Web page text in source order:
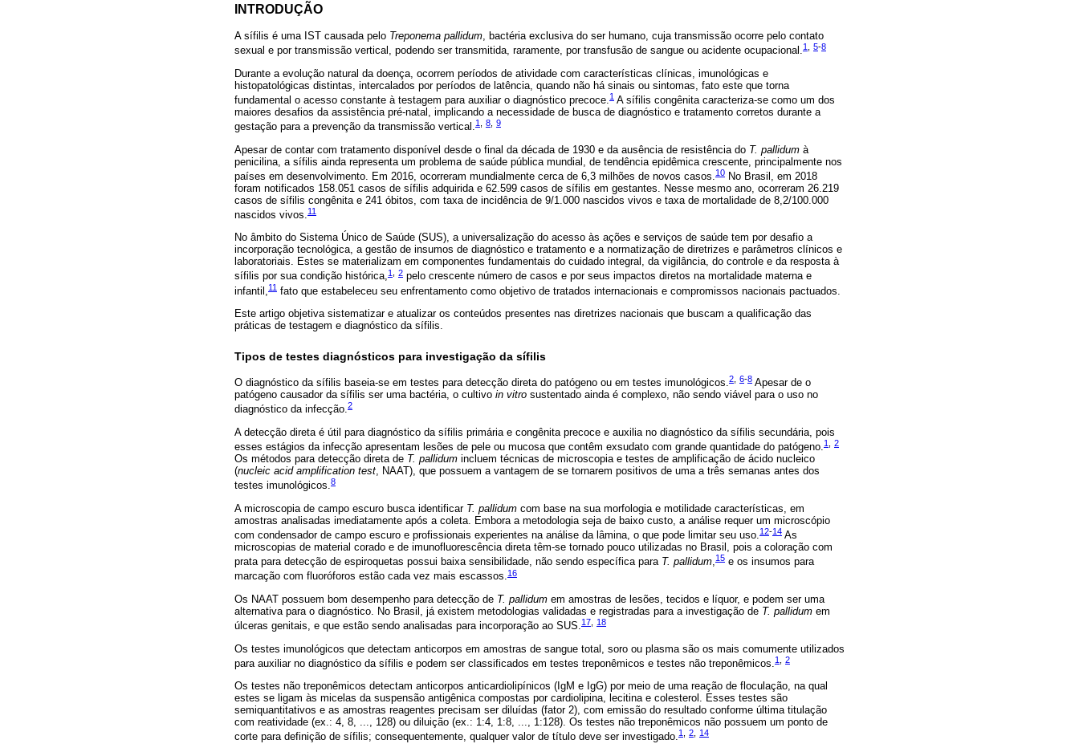
INTRODUÇÃO
A sífilis é uma IST causada pelo Treponema pallidum , bactéria exclusiva do ser humano, cuja transmissão ocorre pelo contato
sexual e por transmissão vertical, podendo ser transmitida, raramente, por transfusão de sangue ou acidente ocupacional.1 5-8
Durante a evolução natural da doença, ocorrem períodos de atividade com características clínicas, imunológicas e
histopatológicas distintas, intercalados por períodos de latência, quando não há sinais ou sintomas, fato este que torna
fundamental o acesso constante à testagem para auxiliar o diagnóstico precoce. 1 A sífilis congênita caracteriza-se como um dos
maiores desafios da assistência pré-natal, implicando a necessidade de busca de diagnóstico e tratamento corretos durante a
gestação para a prevenção da transmissão vertical.1 8 9
Apesar de contar com tratamento disponível desde o final da década de 1930 e da ausência de resistência do T. pallidum à
penicilina, a sífilis ainda representa um problema de saúde pública mundial, de tendência epidêmica crescente, principalmente nos
países em desenvolvimento. Em 2016, ocorreram mundialmente cerca de 6,3 milhões de novos casos. 10 No Brasil, em 2018
foram notificados 158.051 casos de sífilis adquirida e 62.599 casos de sífilis em gestantes. Nesse mesmo ano, ocorreram 26.219
casos de sífilis congênita e 241 óbitos, com taxa de incidência de 9/1.000 nascidos vivos e taxa de mortalidade de 8,2/100.000
nascidos vivos.11
No âmbito do Sistema Único de Saúde (SUS), a universalização do acesso às ações e serviços de saúde tem por desafio a
incorporação tecnológica, a gestão de insumos de diagnóstico e tratamento e a normatização de diretrizes e parâmetros clínicos e
laboratoriais. Estes se materializam em componentes fundamentais do cuidado integral, da vigilância, do controle e da resposta à
sífilis por sua condição histórica,1 , 2 pelo crescente número de casos e por seus impactos diretos na mortalidade materna e
infantil,11 fato que estabeleceu seu enfrentamento como objetivo de tratados internacionais e compromissos nacionais pactuados.
Este artigo objetiva sistematizar e atualizar os conteúdos presentes nas diretrizes nacionais que buscam a qualificação das
práticas de testagem e diagnóstico da sífilis.
Tipos de testes diagnósticos para investigação da sífilis
O diagnóstico da sífilis baseia-se em testes para detecção direta do patógeno ou em testes imunológicos.2 6-8 Apesar de o
patógeno causador da sífilis ser uma bactéria, o cultivo in vitro sustentado ainda é complexo, não sendo viável para o uso no
diagnóstico da infecção.2
A detecção direta é útil para diagnóstico da sífilis primária e congênita precoce e auxilia no diagnóstico da sífilis secundária, pois
esses estágios da infecção apresentam lesões de pele ou mucosa que contêm exsudato com grande quantidade do patógeno. 1 2
Os métodos para detecção direta de T. pallidum incluem técnicas de microscopia e testes de amplificação de ácido nucleico
(nucleic acid amplification test , NAAT), que possuem a vantagem de se tornarem positivos de uma a três semanas antes dos
testes imunológicos.8
A microscopia de campo escuro busca identificar T. pallidum com base na sua morfologia e motilidade características, em
amostras analisadas imediatamente após a coleta. Embora a metodologia seja de baixo custo, a análise requer um microscópio
com condensador de campo escuro e profissionais experientes na análise da lâmina, o que pode limitar seu uso. 12-14 As
microscopias de material corado e de imunofluorescência direta têm-se tornado pouco utilizadas no Brasil, pois a coloração com
prata para detecção de espiroquetas possui baixa sensibilidade, não sendo específica para T. pallidum,15 e os insumos para
marcação com fluoróforos estão cada vez mais escassos.16
Os NAAT possuem bom desempenho para detecção de T. pallidum em amostras de lesões, tecidos e líquor, e podem ser uma
alternativa para o diagnóstico. No Brasil, já existem metodologias validadas e registradas para a investigação de T. pallidum em
úlceras genitais, e que estão sendo analisadas para incorporação ao SUS.17 18
Os testes imunológicos que detectam anticorpos em amostras de sangue total, soro ou plasma são os mais comumente utilizados
para auxiliar no diagnóstico da sífilis e podem ser classificados em testes treponêmicos e testes não treponêmicos. 1 2
Os testes não treponêmicos detectam anticorpos anticardiolipínicos (IgM e IgG) por meio de uma reação de floculação, na qual
estes se ligam às micelas da suspensão antigênica compostas por cardiolipina, lecitina e colesterol. Esses testes são
semiquantitativos e as amostras reagentes precisam ser diluídas (fator 2), com emissão do resultado conforme última titulação
com reatividade (ex.: 4, 8, ..., 128) ou diluição (ex.: 1:4, 1:8, ..., 1:128). Os testes não treponêmicos não possuem um ponto de
corte para definição de sífilis; consequentemente, qualquer valor de título deve ser investigado.1 2 14